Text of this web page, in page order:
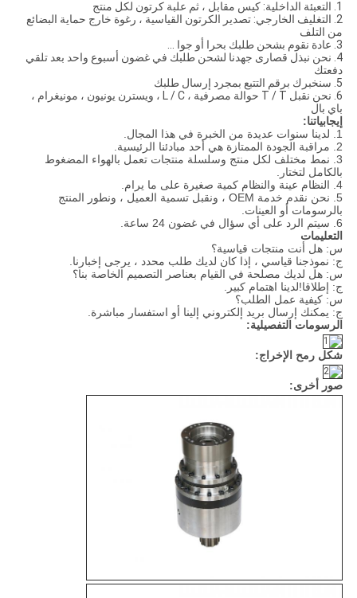
1. التعبئة الداخلية: كيس مقابل ، ثم علبة كرتون لكل منتج
2. التغليف الخارجي: تصدير الكرتون القياسية ، رغوة خارج حماية البضائع
من التلف
3. عادة نقوم بشحن طلبك بحرا أو جوا ...
4. نحن نبذل قصارى جهدنا لشحن طلبك في غضون أسبوع واحد بعد تلقي
دفعتك
5. سنخبرك برقم التتبع بمجرد إرسال طلبك
6. نحن نقبل T / T حوالة مصرفية ، L / C ، ويسترن يونيون ، مونيغرام ،
باي بال
إيجابياتنا:
1. لدينا سنوات عديدة من الخبرة في هذا المجال.
2. مراقبة الجودة الممتازة هي أحد مبادئنا الرئيسية.
3. نمط مختلف لكل منتج وسلسلة منتجات تعمل بالهواء المضغوط
بالكامل لتختار.
4. النظام عينة والنظام كمية صغيرة على ما يرام.
5. نحن نقدم خدمة OEM ، ونقبل تسمية العميل ، ونطور المنتج
بالرسومات أو العينات.
6. سيتم الرد على أي سؤال في غضون 24 ساعة.
التعليمات
س: هل أنت منتجات قياسية؟
ج: نموذجنا قياسي ، إذا كان لديك طلب محدد ، يرجى إخبارنا.
س: هل لديك مصلحة في القيام بعناصر التصميم الخاصة بنا؟
ج: إطلاقا!لدينا اهتمام كبير.
س: كيفية عمل الطلب؟
ج: يمكنك إرسال بريد إلكتروني إلينا أو استفسار مباشرة.
الرسومات التفصيلية:
شكل رمح الإخراج:
صور أخرى: